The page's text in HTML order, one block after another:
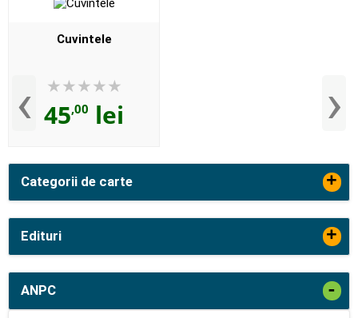
Categorii de carte +
Edituri +
ANPC -
‹
Cuvintele
45,00 lei ›